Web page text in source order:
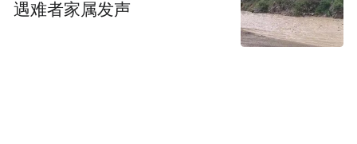
遇难者家属发声